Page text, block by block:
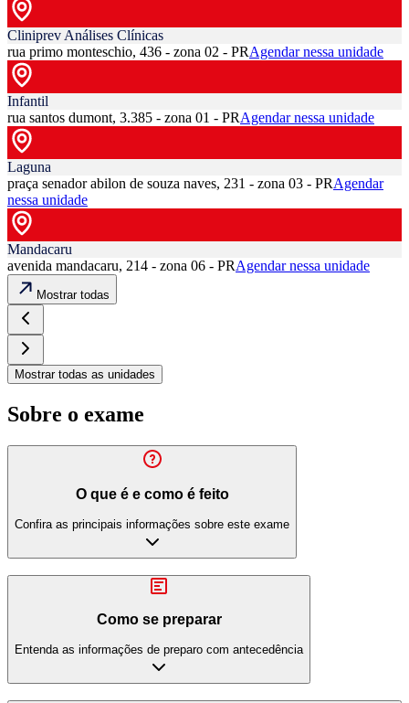
Cliniprev Análises Clínicas
rua primo monteschio, 436 - zona 02 - PRAgendar nessa unidade
Infantil
rua santos dumont, 3.385 - zona 01 - PRAgendar nessa unidade
Laguna
praça senador abilon de souza naves, 231 - zona 03 - PRAgendar
nessa unidade
Mandacaru
avenida mandacaru, 214 - zona 06 - PRAgendar nessa unidade
Mostrar todas
Mostrar todas as unidades
Sobre o exame
O que é e como é feito
Confira as principais informações sobre este exame
Como se preparar
Entenda as informações de preparo com antecedência